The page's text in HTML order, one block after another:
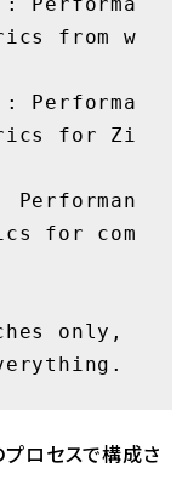
: Performa
from w
: Performa
for Zi
Performan
for com
ロセスで構成さ